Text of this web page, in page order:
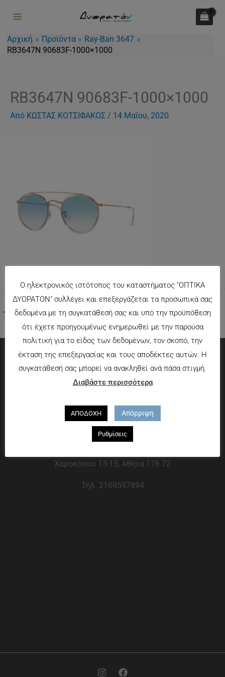
περιεχόμενο
Αρχική Προϊόντα
Ray-Ban 3647
RB3647N 90683F-1000×1000
RB3647N 90683F-1000×1000
Από ΚΩΣΤΑΣ ΚΟΤΣΙΦΑΚΟΣ / 14 Μαΐου, 2020
← Προηγούμενο Πολυμέσα
Πληροφορίες
Τρόποι αποστολής
Πολιτική επιστροφών
Που θα μας βρείτε
Χαροκόπου 13-15, Αθήνα 176 72
Τηλ. 2109597894
Ο ηλεκτρονικός ιστότοπος του καταστήματος "ΟΠΤΙΚΑ
ΔΥΟΡΑΤΟΝ" συλλέγει και επεξεργάζεται τα προσωπικά σας
δεδομένα με τη συγκατάθεσή σας και υπό την προϋπόθεση
ότι έχετε προηγουμένως ενημερωθεί με την παρούσα
πολιτική για το είδος των δεδομένων, τον σκοπό, την
έκταση της επεξεργασίας και τους αποδέκτες αυτών. Η
συγκατάθεσή σας μπορεί να ανακληθεί ανά πάσα στιγμή.
Διαβάστε περισσότερα
ΑΠΟΔΟΧΗ Απόρριψη
Ρυθμίσεις